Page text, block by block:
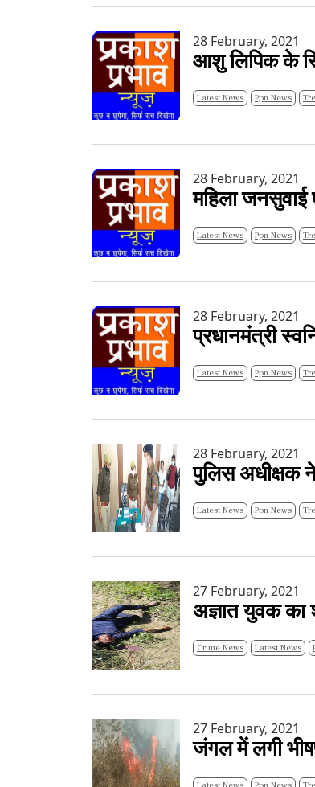
28 February, 2021
आशु लिपिक के
Latest News Ppn News
28 February, 2021
महिला
Latest News Ppn News
28 February, 2021
प्रधानमंत्री
Latest News Ppn News
28 February, 2021
पुलिस अधीक्षक ने
Latest News Ppn News
27 February, 2021
अज्ञात युवक
Crime News Latest News
27 February, 2021
जंगल में लगी